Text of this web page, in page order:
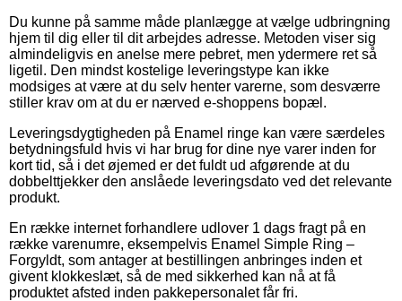
Du kunne på samme måde planlægge at vælge udbringning
hjem til dig eller til dit arbejdes adresse. Metoden viser sig
almindeligvis en anelse mere pebret, men ydermere ret så
ligetil. Den mindst kostelige leveringstype kan ikke
modsiges at være at du selv henter varerne, som desværre
stiller krav om at du er nærved e-shoppens bopæl.
Leveringsdygtigheden på Enamel ringe kan være særdeles
betydningsfuld hvis vi har brug for dine nye varer inden for
kort tid, så i det øjemed er det fuldt ud afgørende at du
dobbelttjekker den anslåede leveringsdato ved det relevante
produkt.
En række internet forhandlere udlover 1 dags fragt på en
række varenumre, eksempelvis Enamel Simple Ring –
Forgyldt, som antager at bestillingen anbringes inden et
givent klokkeslæt, så de med sikkerhed kan nå at få
produktet afsted inden pakkepersonalet får fri.